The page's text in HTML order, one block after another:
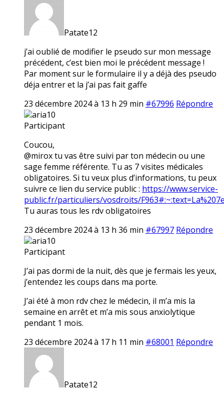
Patate12
j’ai oublié de modifier le pseudo sur mon message
précédent, c’est bien moi le précédent message !
Par moment sur le formulaire il y a déjà des pseudo
déja entrer et la j’ai pas fait gaffe
23 décembre 2024 à 13 h 29 min #67996 Répondre
aria10
Participant
Coucou,
@mirox tu vas être suivi par ton médecin ou une
sage femme référente. Tu as 7 visites médicales
obligatoires. Si tu veux plus d’informations, tu peux
suivre ce lien du service public : https://www.service-
public.fr/particuliers/vosdroits/
Tu auras tous les rdv obligatoires
23 décembre 2024 à 13 h 36 min #67997 Répondre
aria10
Participant
J’ai pas dormi de la nuit, dès que je fermais les yeux,
j’entendez les coups dans ma porte.
J’ai été à mon rdv chez le médecin, il m’a mis la
semaine en arrêt et m’a mis sous anxiolytique
pendant 1 mois.
23 décembre 2024 à 17 h 11 min #68001 Répondre
Patate12